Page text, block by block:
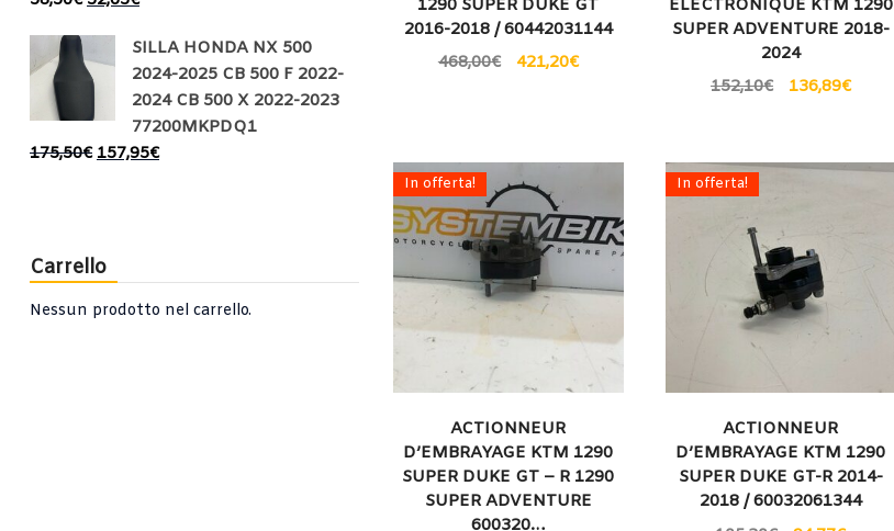
SILLA HONDA NX 500
2024-2025 CB 500 F 2022-
2024 CB 500 X 2022-2023
77200MKPDQ1
175,50€ 157,95€
Carrello
Nessun prodotto nel carrello.
1290 SUPER DUKE GT
2016-2018 / 60442031144
468,00€ 421,20€
ÉLECTRONIQUE KTM 1290
SUPER ADVENTURE 2018-
2024
152,10€ 136,89€
In offerta!
ACTIONNEUR
D’EMBRAYAGE KTM 1290
SUPER DUKE GT – R 1290
SUPER ADVENTURE
600320…
In offerta!
ACTIONNEUR
D’EMBRAYAGE KTM 1290
SUPER DUKE GT-R 2014-
2018 / 60032061344